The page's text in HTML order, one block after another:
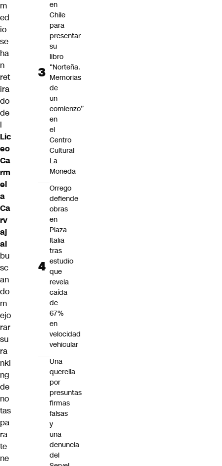
m
ed
io
se
ha
n
ret
ira
do
de
l
Lic
eo
Ca
rm
el
a
Ca
rv
aj
al
bu
sc
an
do
m
ejo
rar
su
ra
nki
ng
de
no
tas
pa
ra
te
ne
en
Chile
para
presentar
su
libro
“Norteña.
Memorias
de
un
comienzo”
en
el
Centro
Cultural
La
Moneda
Orrego
defiende
obras
en
Plaza
Italia
tras
estudio
que
revela
caída
de
67%
en
velocidad
vehicular
Una
querella
por
presuntas
firmas
falsas
y
una
denuncia
del